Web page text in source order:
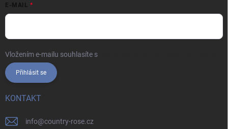
E-MAIL
Vložením e-mailu souhlasíte s
Přihlásit se
KONTAKT
info@country-rose.cz